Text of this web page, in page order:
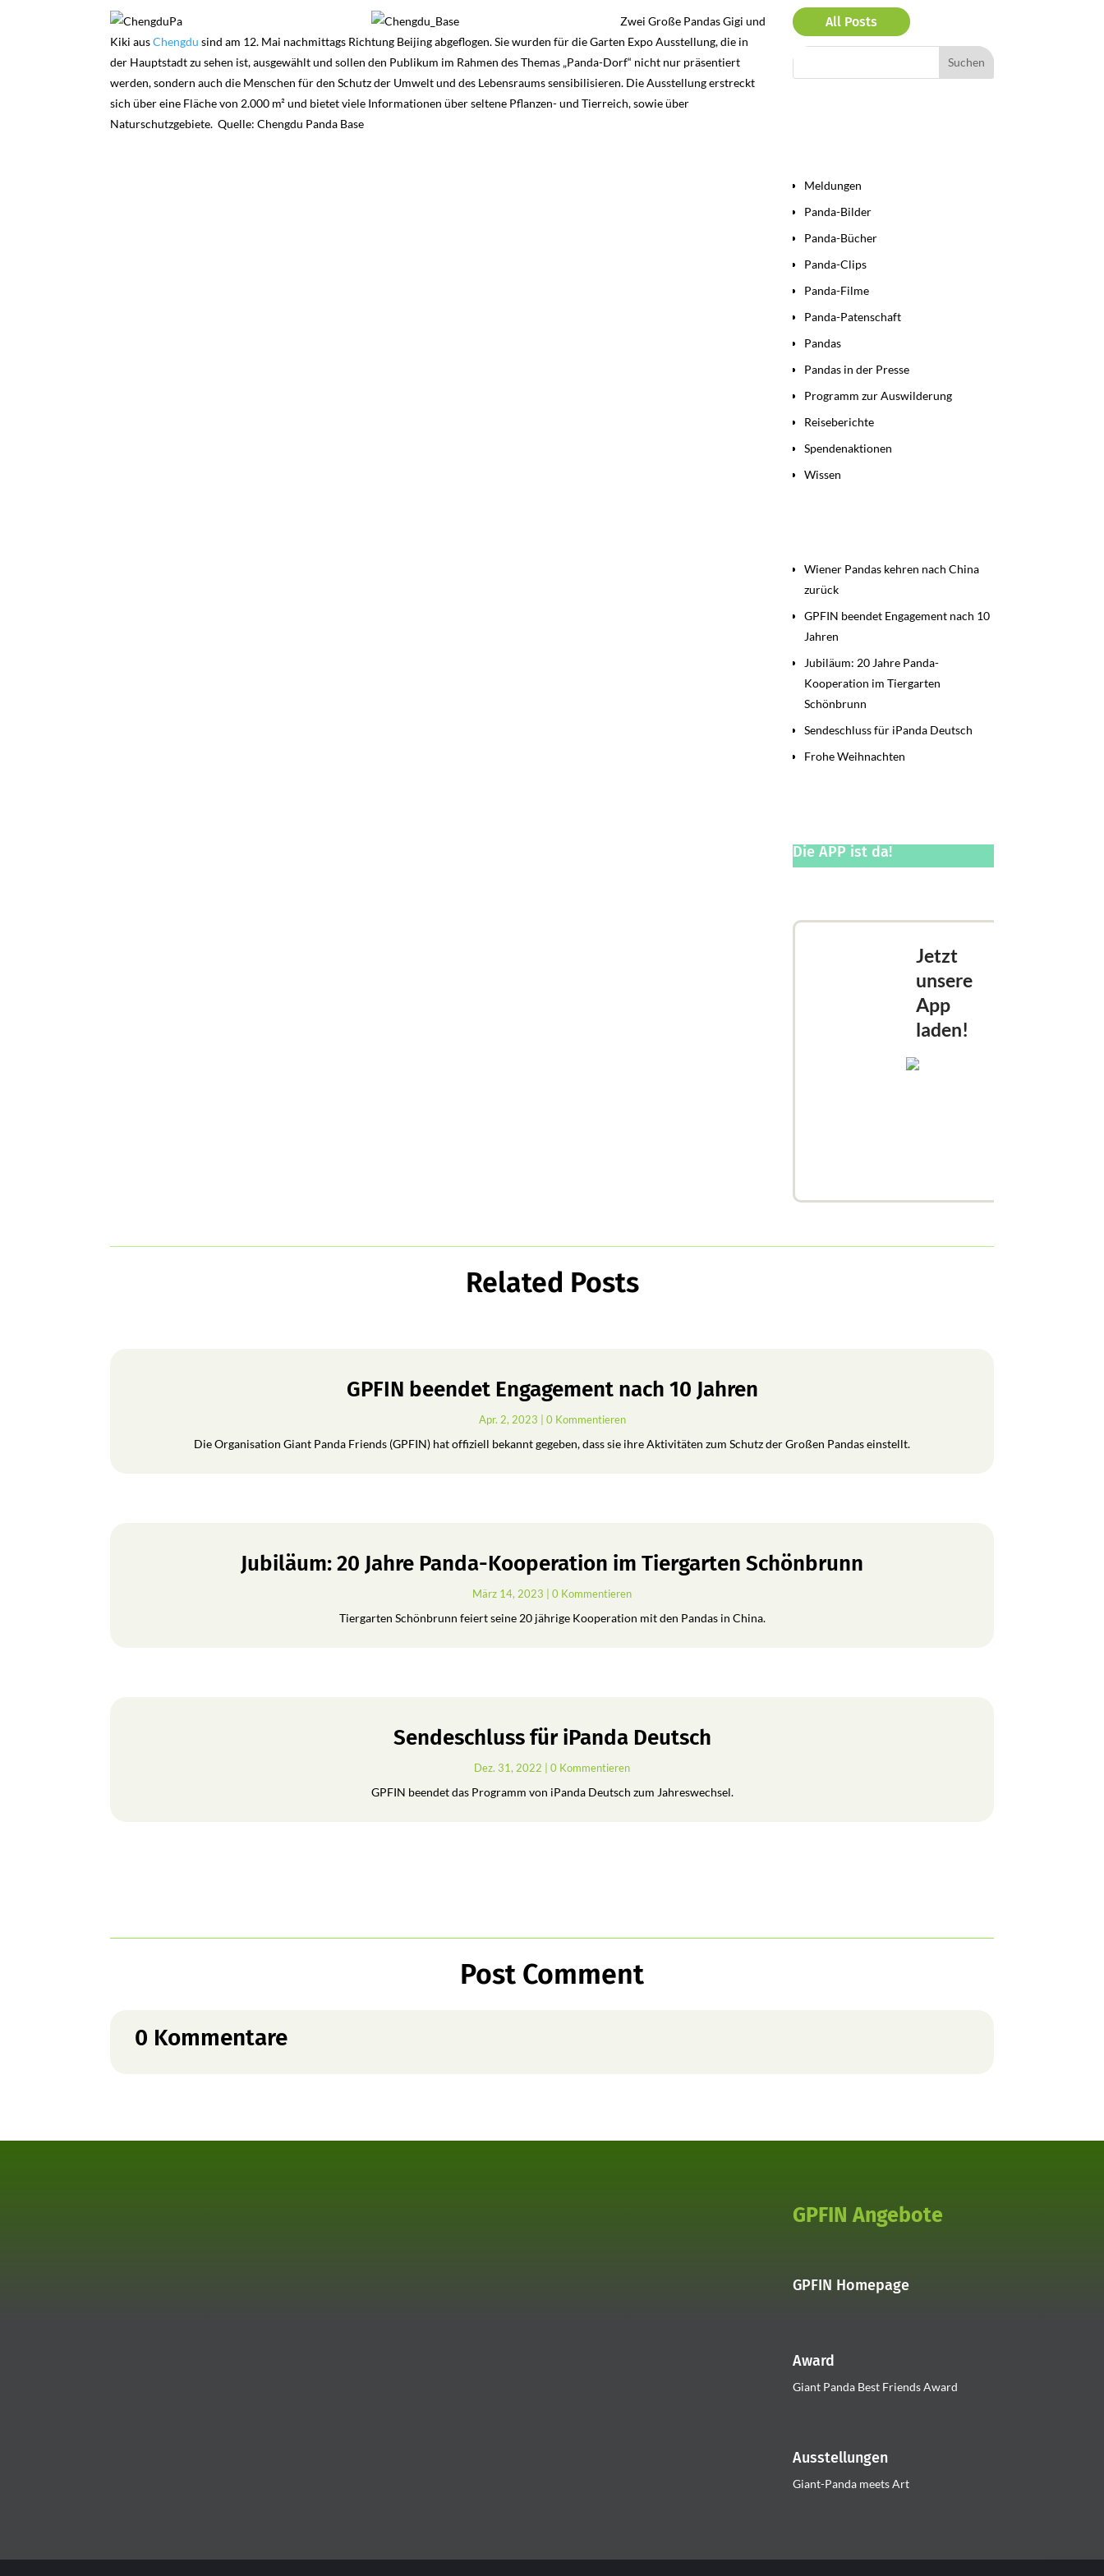
Zwei Große Pandas Gigi und
Kiki ausChengdu sind am 12. Mai nachmittags Richtung Beijing abgeflogen. Sie wurden für die Garten Expo Ausstellung, die in
der Hauptstadt zu sehen ist, ausgewählt und sollen den Publikum im Rahmen des Themas „Panda-Dorf“ nicht nur präsentiert
werden, sondern auch die Menschen für den Schutz der Umwelt und des Lebensraums sensibilisieren. Die Ausstellung erstreckt
sich über eine Fläche von 2.000 m² und bietet viele Informationen über seltene Pflanzen- und Tierreich, sowie über
Naturschutzgebiete. Quelle: Chengdu Panda Base
All Posts
Meldungen
Panda-Bilder
Panda-Bücher
Panda-Clips
Panda-Filme
Panda-Patenschaft
Pandas
Pandas in der Presse
Programm zur Auswilderung
Reiseberichte
Spendenaktionen
Wissen
Wiener Pandas kehren nach China
zurück
GPFIN beendet Engagement nach 10
Jahren
Jubiläum: 20 Jahre Panda-
Kooperation im Tiergarten
Schönbrunn
Sendeschluss für iPanda Deutsch
Frohe Weihnachten
Die APP ist da!
Jetzt
unsere
App
laden!
Related Posts
GPFIN beendet Engagement nach 10 Jahren
Apr. 2, 2023 | 0 Kommentieren
Die Organisation Giant Panda Friends (GPFIN) hat offiziell bekannt gegeben, dass sie ihre Aktivitäten zum Schutz der Großen Pandas einstellt.
Jubiläum: 20 Jahre Panda-Kooperation im Tiergarten Schönbrunn
März 14, 2023 | 0 Kommentieren
Tiergarten Schönbrunn feiert seine 20 jährige Kooperation mit den Pandas in China.
Sendeschluss für iPanda Deutsch
Dez. 31, 2022 | 0 Kommentieren
GPFIN beendet das Programm von iPanda Deutsch zum Jahreswechsel.
Post Comment
0 Kommentare
GPFIN Angebote
GPFIN Homepage
Award
Giant Panda Best Friends Award
Ausstellungen
Giant-Panda meets Art